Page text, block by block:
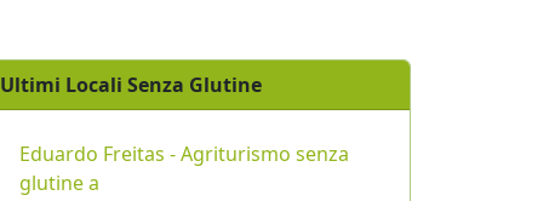
Ultimi Locali Senza Glutine
Eduardo Freitas - Agriturismo senza
glutine a